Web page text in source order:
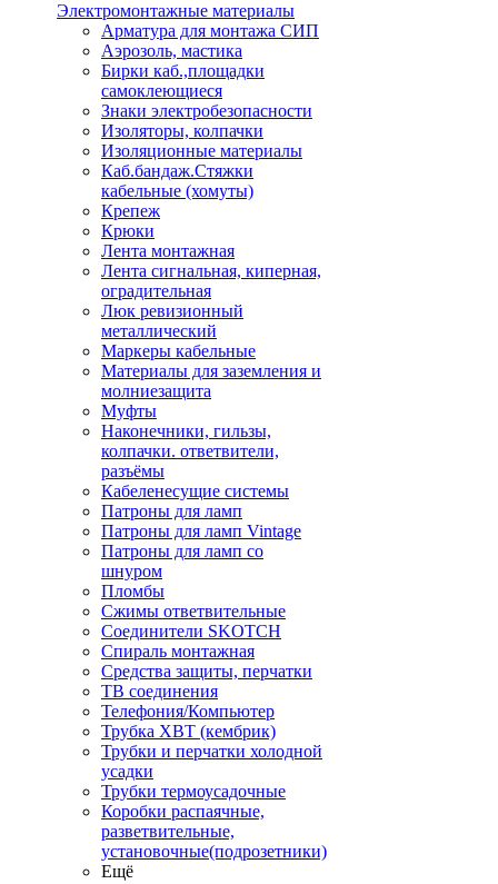
Электромонтажные материалы
Арматура для монтажа СИП
Аэрозоль, мастика
Бирки каб.,площадки
самоклеющиеся
Знаки электробезопасности
Изоляторы, колпачки
Изоляционные материалы
Каб.бандаж.Стяжки
кабельные (хомуты)
Крепеж
Крюки
Лента монтажная
Лента сигнальная, киперная,
оградительная
Люк ревизионный
металлический
Маркеры кабельные
Материалы для заземления и
молниезащита
Муфты
Наконечники, гильзы,
колпачки. ответвители,
разъёмы
Кабеленесущие системы
Патроны для ламп
Патроны для ламп Vintage
Патроны для ламп со
шнуром
Пломбы
Сжимы ответвительные
Соединители SKOTCH
Спираль монтажная
Средства защиты, перчатки
ТВ соединения
Телефония/Компьютер
Трубка ХВТ (кембрик)
Трубки и перчатки холодной
усадки
Трубки термоусадочные
Коробки распаячные,
разветвительные,
установочные(подрозетники)
Ещё